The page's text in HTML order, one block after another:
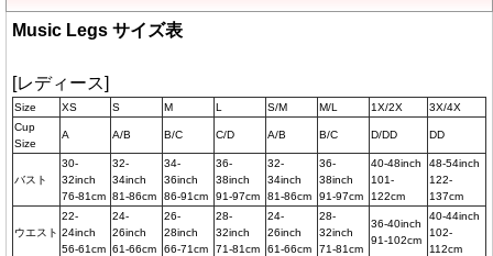
Music Legs サイズ表
[レディース]
Size XS S M L S/M M/L 1X/2X
3X/4X
Cup
Size
A A/B B/C C/D A/B B/C D/DD DD
バスト
30-
32inch
76-81cm
32-
34inch
81-86cm
34-
36inch
86-91cm
36-
38inch
91-97cm
32-
34inch
81-86cm
36-
38inch
91-97cm
40-48inch
101-
122cm
48-54inch
122-
137cm
ウエスト
22-
24inch
56-61cm
24-
26inch
61-66cm
26-
28inch
66-71cm
28-
32inch
71-81cm
24-
26inch
61-66cm
28-
32inch
71-81cm
36-40inch
91-102cm
40-44inch
102-
112cm